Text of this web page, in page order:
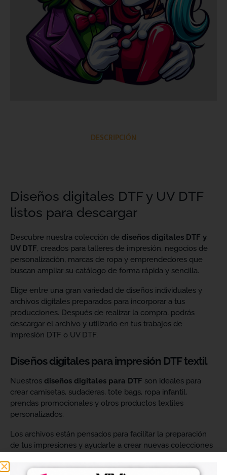
DESCRIPCIÓN
Diseños digitales DTF y UV DTF
listos para descargar
Descubre nuestra colección de diseños digitales DTF y
UV DTF, creados para talleres de impresión, negocios de
personalización, marcas de ropa y emprendedores que
buscan ampliar su catálogo de forma rápida y sencilla.
Elige entre una gran variedad de diseños individuales y
archivos digitales preparados para incorporar a tus
producciones. Después de realizar la compra, podrás
descargar el archivo y utilizarlo en tus trabajos de
impresión DTF o UV DTF.
Diseños digitales para impresión DTF textil
Nuestros diseños digitales para DTF son ideales para
crear camisetas, sudaderas, tote bags, ropa infantil,
prendas promocionales y otros productos textiles
personalizados.
Los archivos están pensados para facilitar la preparación
de tus impresiones y ayudarte a crear nuevas colecciones
tendrás que adaptar el tamaño a tus necesidades, preparar